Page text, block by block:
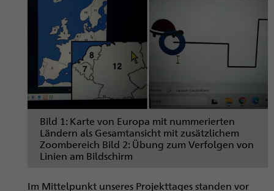
Bild 1: Karte von Europa mit nummerierten
Ländern als Gesamtansicht mit zusätzlichem
Zoombereich Bild 2: Übung zum Verfolgen von
Linien am Bildschirm
Im Mittelpunkt unseres Projekttages standen vor